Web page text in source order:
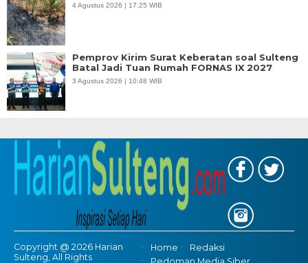
4 Agustus 2026 | 17:25 WIB
Pemprov Kirim Surat Keberatan soal Sulteng
Batal Jadi Tuan Rumah FORNAS IX 2027
3 Agustus 2026 | 10:48 WIB
Copyright @ 2026 Harian
Sulteng, All Rights
Home
Redaksi